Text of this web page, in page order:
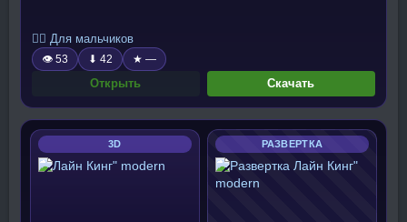
🧍‍♂️ Для мальчиков
👁 53 ⬇ 42 ★ —
Открыть Скачать
3D РАЗВЕРТКА